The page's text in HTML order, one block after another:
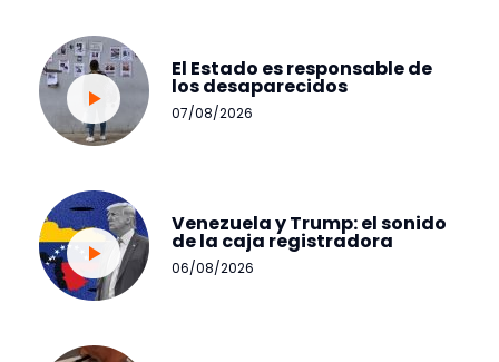
El Estado es responsable de
los desaparecidos
07/08/2026
Venezuela y Trump: el sonido
de la caja registradora
06/08/2026